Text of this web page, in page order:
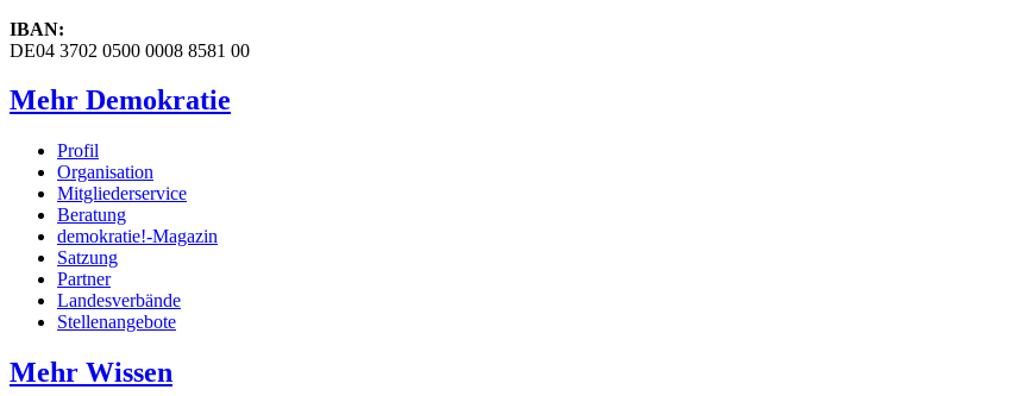
IBAN:
DE04 3702 0500 0008 8581 00
Mehr Demokratie
Profil
Organisation
Mitgliederservice
Beratung
demokratie!-Magazin
Satzung
Partner
Landesverbände
Stellenangebote
Mehr Wissen